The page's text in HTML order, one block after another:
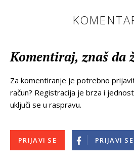
Komentiraj, znaš da
Za komentiranje je potrebno
račun? Registracija je brza i
uključi se u raspravu.
PRIJAVI SE PRIJAVI SE